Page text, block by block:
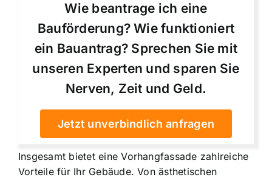
Wie beantrage ich eine
Bauförderung? Wie funktioniert
ein Bauantrag? Sprechen Sie mit
unseren Experten und sparen Sie
Nerven, Zeit und Geld.
Jetzt unverbindlich anfragen
Insgesamt bietet eine Vorhangfassade zahlreiche
Vorteile für Ihr Gebäude. Von ästhetischen